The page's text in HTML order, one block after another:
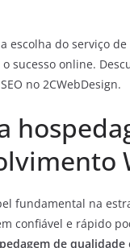
escolha do serviço
sucesso online.
no 2CWebDesign.
fundamental na
confiável e rápido
de qualidade